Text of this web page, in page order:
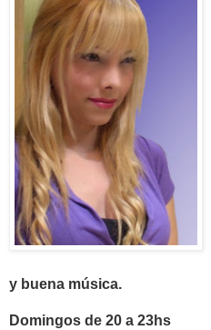
y buena música.
Domingos de 20 a 23hs